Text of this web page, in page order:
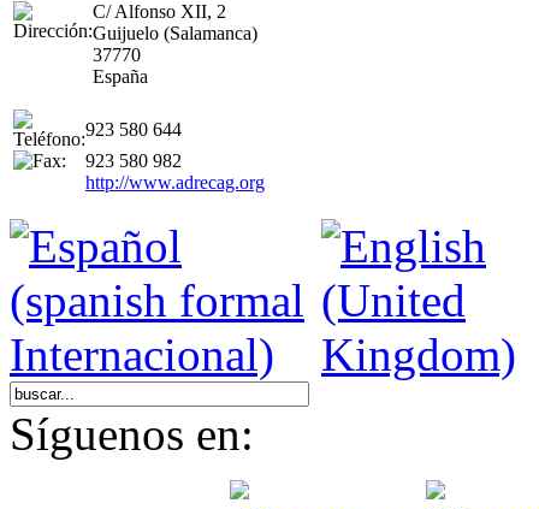
C/ Alfonso XII, 2
Guijuelo (Salamanca)
37770
España
923 580 644
923 580 982
http://www.adrecag.org
Síguenos en: